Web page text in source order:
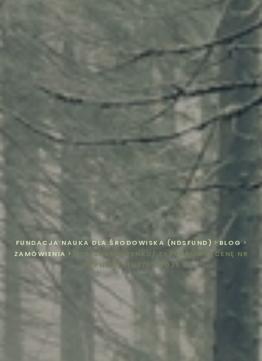
FUNDACJA NAUKA DLA ŚRODOWISKA (NDSFUND) > BLOG>
ZAMÓWIENIA >
ROZEZNANIE RYNKU/ ZAPYTANIE O CENĘ NR
01/PNWR_PLUS/03/2025